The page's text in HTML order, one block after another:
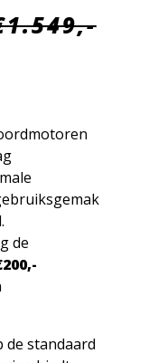
de
standaard